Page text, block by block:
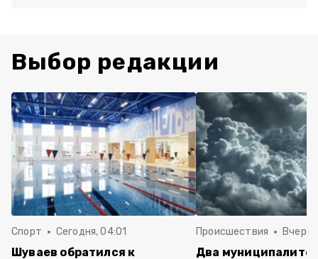
Выбор редакции
Спорт Сегодня, 04:01
Шуваев обратился к
Происшествия
Два